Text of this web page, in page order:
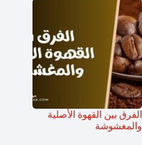
الفرق بين القهوة الأصلية
والمغشوشة